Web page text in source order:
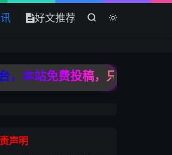


好文推荐
免费投稿，只收录高质量原
声明